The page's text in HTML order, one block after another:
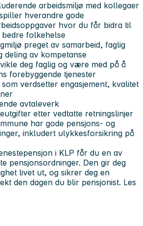
arbeidsmiljø med kollegaer
hverandre gode
hvor du får bidra til
bedre folkehelse
preget av samarbeid, faglig
deling av kompetanse
deg faglig og være med på å
forebyggende tjenester
verdsetter engasjement, kvalitet
avtaleverk
etter vedtatte retningslinjer
har gode pensjons- og
inkludert ulykkesforsikring på
i KLP får du en av
pensjonsordninger. Den gir deg
livet ut, og sikrer deg en
den dagen du blir pensjonist. Les